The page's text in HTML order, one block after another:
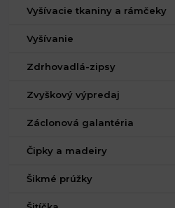
Vyšívacie tkaniny a rámčeky
Vyšívanie
Zdrhovadlá-zipsy
Zvyškový výpredaj
Záclonová galantéria
Čipky a madeiry
Šikmé prúžky